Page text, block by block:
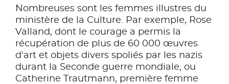
Nombreuses sont les femmes illustres du
ministère de la Culture. Par exemple, Rose
Valland, dont le courage a permis la
récupération de plus de 60 000 œuvres
d'art et objets divers spoliés par les nazis
durant la Seconde guerre mondiale, ou
Catherine Trautmann, première femme